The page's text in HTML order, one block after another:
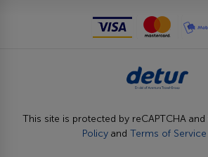
This site is protected by reCAPTCHA
Policy and Terms of Service